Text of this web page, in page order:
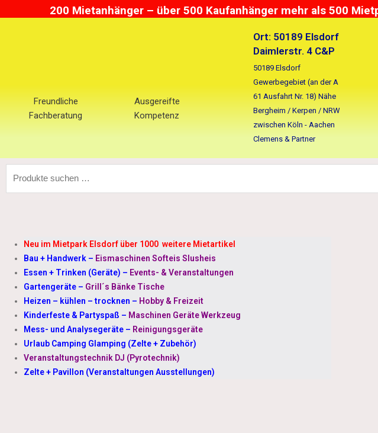
Inhalt
200 Mietanhänger – über 500 Kaufanhänger mehr als 500
Freundliche
Fachberatung
Ausgereifte
Kompetenz
Ort: 50189 Elsdorf
Daimlerstr. 4 C&P
50189 Elsdorf
Gewerbegebiet (an der A
61 Ausfahrt Nr. 18) Nähe
Bergheim / Kerpen / NRW
zwischen Köln - Aachen
Clemens & Partner
nach:
Neu im Mietpark Elsdorf über 1000 weitere Mietartikel
Bau + Handwerk – Eismaschinen Softeis Slusheis
Essen + Trinken (Geräte) – Events- & Veranstaltungen
Gartengeräte – Grill´s Bänke Tische
Heizen – kühlen – trocknen – Hobby & Freizeit
Kinderfeste & Partyspaß – Maschinen Geräte Werkzeug
Mess- und Analysegeräte – Reinigungsgeräte
Urlaub Camping Glamping (Zelte + Zubehör)
Veranstaltungstechnik DJ (Pyrotechnik)
Zelte + Pavillon (Veranstaltungen Ausstellungen)